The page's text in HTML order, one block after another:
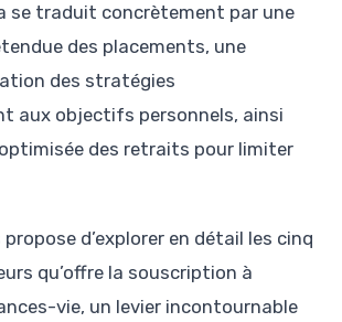
se traduit concrètement par une
des placements, une
des stratégies
aux objectifs personnels, ainsi
des retraits pour limiter
d’explorer en détail les cinq
qu’offre la souscription à
vie, un levier incontournable